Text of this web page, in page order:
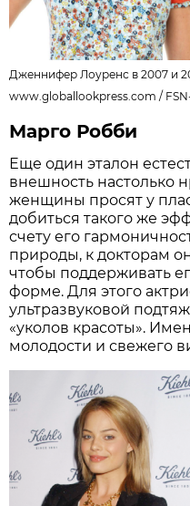
Дженнифер Лоуренс в 2007 и
www.globallookpress.com /
Марго Робби
Еще один эталон
внешность настолько
женщины просят у
добиться такого же
счету его
природы, к докторам
чтобы поддерживать
форме. Для этого
ультразвуковой
«уколов красоты».
молодости и свежего